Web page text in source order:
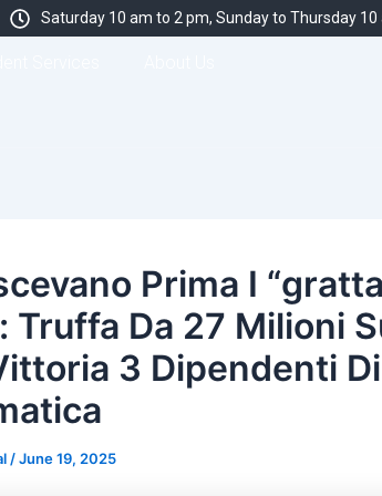
Saturday 10 am to 2 pm, Sunday to Thursday 10
Prima I
Truffa Da 27 Milioni
3 Dipendenti
/June 19, 2025